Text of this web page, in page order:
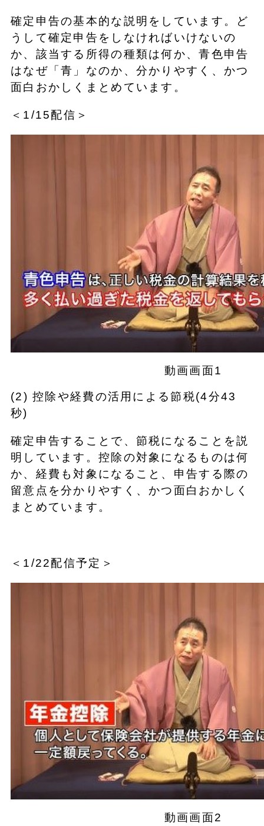
確定申告の基本的な説明をしています。ど
うして確定申告をしなければいけないの
か、該当する所得の種類は何か、青色申告
はなぜ「青」なのか、分かりやすく、かつ
面白おかしくまとめています。
＜1/15配信＞
動画画面1
(2) 控除や経費の活用による節税(4分43
秒)
確定申告することで、節税になることを説
明しています。控除の対象になるものは何
か、経費も対象になること、申告する際の
留意点を分かりやすく、かつ面白おかしく
まとめています。
＜1/22配信予定＞
動画画面2